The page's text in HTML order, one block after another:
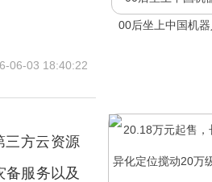
06-03 18:40:22
三方云资源
备服务以及
00后坐上中国机